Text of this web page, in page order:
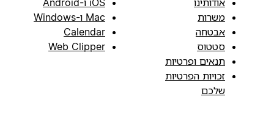
משרות
אבטחה
סטטוס
תנאים ופרטיות
זכויות הפרטיות
שלכם
Mac ו-Windows
Calendar
Web Clipper